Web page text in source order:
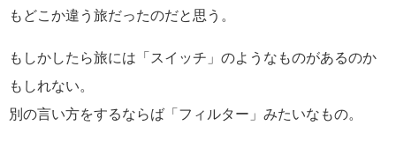
もどこか違う旅だったのだと思う。
もしかしたら旅には「スイッチ」のようなものがあるのか
もしれない。
別の言い方をするならば「フィルター」みたいなもの。